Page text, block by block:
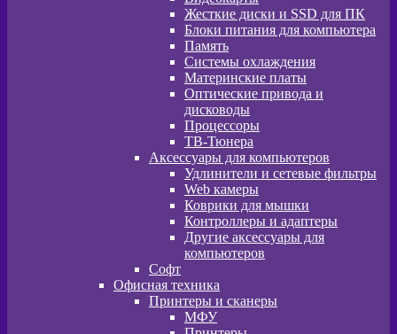
Жесткие диски и SSD для ПК
Блоки питания для компьютера
Память
Системы охлаждения
Материнские платы
Оптические привода и
дисководы
Процессоры
ТВ-Тюнера
Аксессуары для компьютеров
Удлинители и сетевые фильтры
Web камеры
Коврики для мышки
Контроллеры и адаптеры
Другие аксессуары для
компьютеров
Софт
Офисная техника
Принтеры и сканеры
МФУ